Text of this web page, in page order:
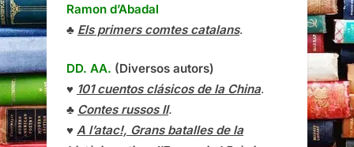
Ramon d’Abadal
♣ Els primers comtes catalans.
DD. AA. (Diversos autors)
♥ 101 cuentos clásicos de la China.
♣ Contes russos II.
♥ A l’atac!, Grans batalles de la